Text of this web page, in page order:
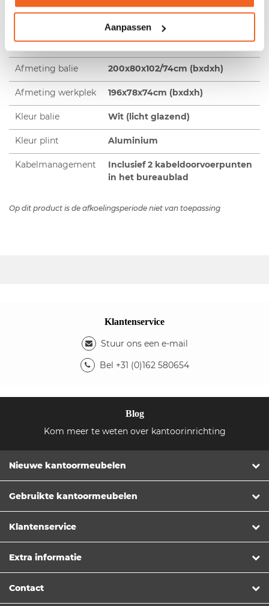
Aanpassen
Hoeken Afgeronde hoeken
Afmeting balie 200x80x102/74cm (bxdxh)
Afmeting werkplek 196x78x74cm (bxdxh)
Kleur balie Wit (licht glazend)
Kleur plint Aluminium
Kabelmanagement
Inclusief 2 kabeldoorvoerpunten
in het bureaublad
Op dit product is de afkoelingsperiode niet van toepassing
Klantenservice
Stuur ons een e-mail
Bel +31 (0)162 580654
Blog
Kom meer te weten over kantoorinrichting
Nieuwe kantoormeubelen
Gebruikte kantoormeubelen
Klantenservice
Extra informatie
Contact